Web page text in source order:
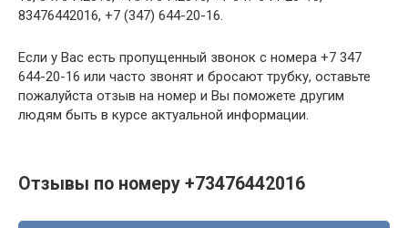
83476442016, +7 (347) 644-20-16.
Если у Вас есть пропущенный звонок с номера +7 347
644-20-16 или часто звонят и бросают трубку, оставьте
пожалуйста отзыв на номер и Вы поможете другим
людям быть в курсе актуальной информации.
Отзывы по номеру +73476442016